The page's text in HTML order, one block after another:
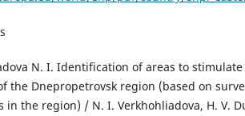
N. I. Identification of areas to
the Dnepropetrovsk region (based on
in the region) / N. I. Verkhohliadova, H. V.